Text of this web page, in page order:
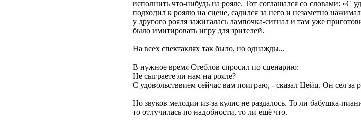
исполнить что-нибудь на рояле. Тот соглашался со словами: «С
подходил к роялю на сцене, садился за него и незаметно
у другого рояля зажигалась лампочка-сигнал и там уже
было имитировать игру для зрителей.
На всех спектаклях так было, но однажды...
В нужное время Стеблов спросил по сценарию:
Не сыграете ли нам на рояле?
С удовольстввием сейчас вам поиграю, - сказал Цейц. Он сел
Но звуков мелодии из-за кулис не раздалось. То ли бабушка-
то отлучилась по надобности, то ли ещё что.